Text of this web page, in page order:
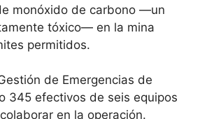
monóxido de carbono —un
tóxico— en la mina
permitidos.
de Emergencias de
345 efectivos de seis equipos
en la operación.